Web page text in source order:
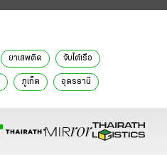
ยาเสพติด จับไต๋เรือ
ภูเก็ต อุดรธานี